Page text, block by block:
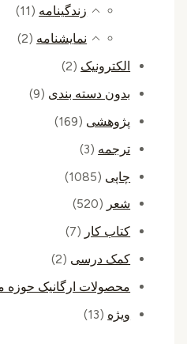
زندگینامه (11)
نمایشنامه (2)
الکترونیک (2)
بدون دسته بندی (9)
پژوهشی (169)
ترجمه (3)
چاپی
(1085)
شعر
(520)
کتاب کار (7)
کمک درسی (2)
محصولات ارگانیک حوزه مشق
ویژه
(13)